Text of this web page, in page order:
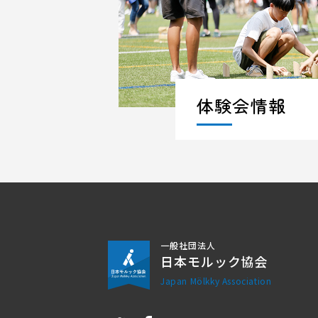
体験会情報
一般社団法人
日本モルック協会
Japan Mölkky Association